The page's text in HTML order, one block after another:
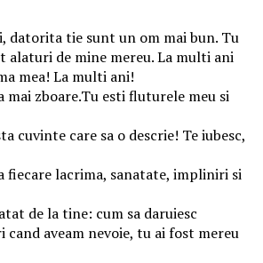
datorita tie sunt un om mai bun. Tu
alaturi de mine mereu. La multi ani
mea! La multi ani!
zboare.Tu esti fluturele meu si
cuvinte care sa o descrie! Te iubesc,
fiecare lacrima, sanatate, impliniri si
de la tine: cum sa daruiesc
aveam nevoie, tu ai fost mereu